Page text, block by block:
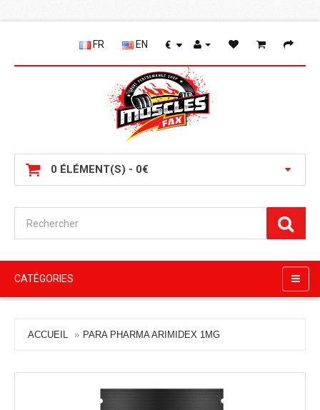
FR EN €
0 ÉLÉMENT(S) - 0€
CATÉGORIES
ACCUEIL PARA PHARMA ARIMIDEX 1MG